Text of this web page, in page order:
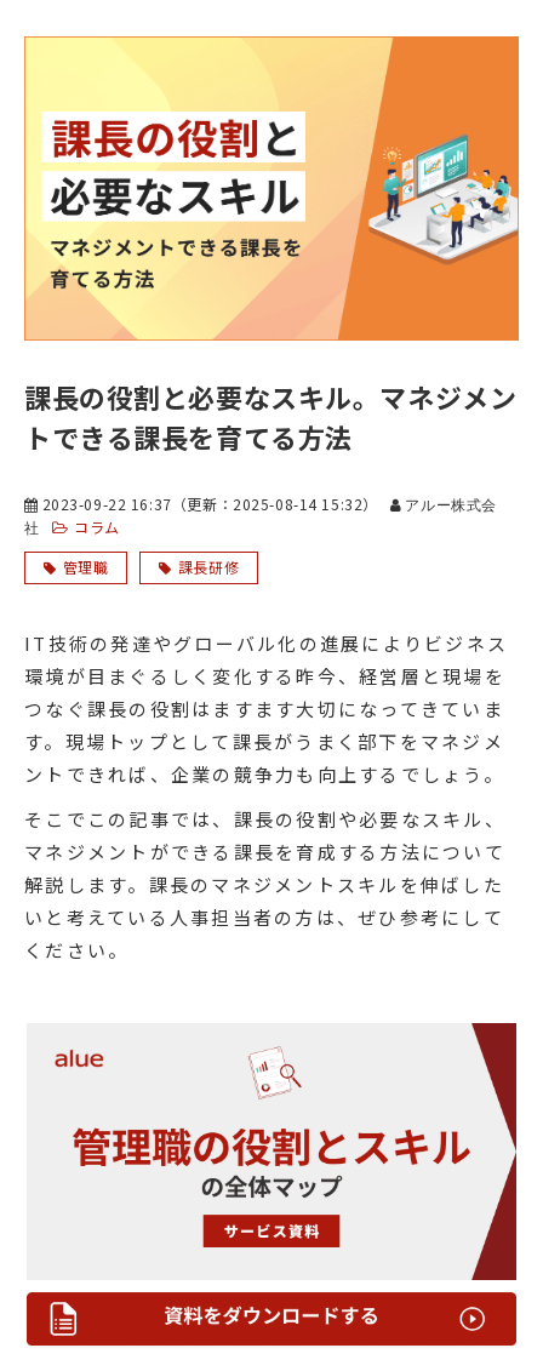
課長の役割と必要なスキル。マネジメン
トできる課長を育てる方法
2023-09-22 16:37 （更新： 2025-08-14 15:32）
アルー株式会
社
コラム
管理職
課長研修
IT技術の発達やグローバル化の進展によりビジネス
環境が目まぐるしく変化する昨今、経営層と現場を
つなぐ課長の役割はますます大切になってきていま
す。現場トップとして課長がうまく部下をマネジメ
ントできれば、企業の競争力も向上するでしょう。
そこでこの記事では、課長の役割や必要なスキル、
マネジメントができる課長を育成する方法について
解説します。課長のマネジメントスキルを伸ばした
いと考えている人事担当者の方は、ぜひ参考にして
ください。